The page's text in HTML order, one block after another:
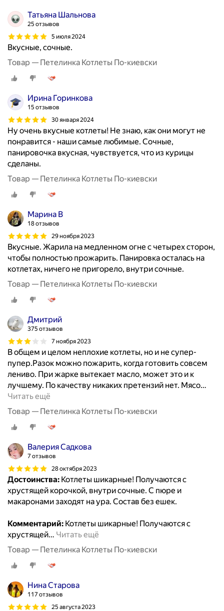
Татьяна Шальнова
25 отзывов
5 июля 2024
Вкусные, сочные.
Товар — Петелинка Котлеты По-киевски
Ирина Горинкова
15 отзывов
30 января 2024
Ну очень вкусные котлеты! Не знаю, как они могут не
понравится - наши самые любимые. Сочные,
панировочка вкусная, чувствуется, что из курицы
сделаны.
Товар — Петелинка Котлеты По-киевски
Марина В
18 отзывов
29 ноября 2023
Вкусные. Жарила на медленном огне с четырех сторон,
чтобы полностью прожарить. Панировка осталась на
котлетах, ничего не пригорело, внутри сочные.
Товар — Петелинка Котлеты По-киевски
Дмитрий
375 отзывов
7 ноября 2023
В общем и целом неплохие котлеты, но и не супер-
пупер.Разок можно пожарить, когда готовить совсем
лениво. При жарке вытекает масло, может это и к
лучшему. По качеству никаких претензий нет. Мясо…
Читать ещё
Товар — Петелинка Котлеты По-киевски
Валерия Садкова
7 отзывов
28 октября 2023
Достоинства: Котлеты шикарные! Получаются с
хрустящей корочкой, внутри сочные. С пюре и
макаронами заходят на ура. Состав без ешек.
Комментарий: Котлеты шикарные! Получаются с
хрустящей… Читать ещё
Товар — Петелинка Котлеты По-киевски
Нина Старова
117 отзывов
25 августа 2023